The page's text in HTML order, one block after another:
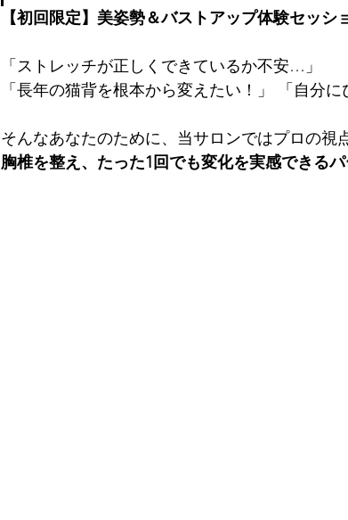
【初回限定】美姿勢＆バストアップ体験セッシ
「ストレッチが正しくできているか不安…」
「長年の猫背を根本から変えたい！」 「自分
そんなあなたのために、当サロンではプロの
胸椎を整え、たった1回でも変化を実感できる